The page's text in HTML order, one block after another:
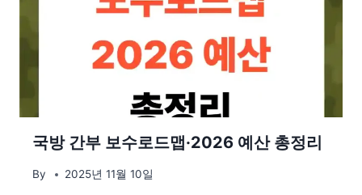
국방 간부 보수로드맵·2026 예산 총정리
By 2025년 11월 10일